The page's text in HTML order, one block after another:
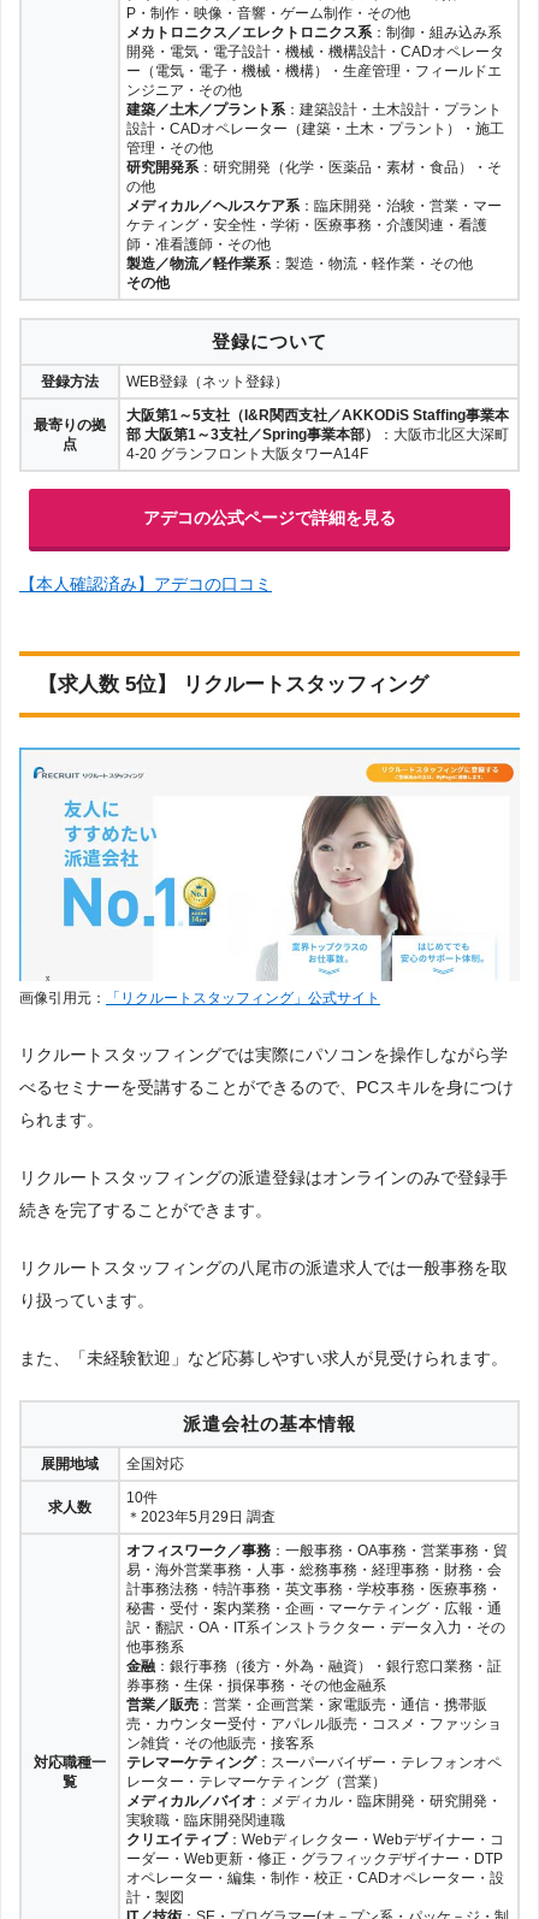
P・制作・映像・音響・ゲーム制作・その他
メカトロニクス／エレクトロニクス系 ：制御・組み込み系
開発・電気・電子設計・機械・機構設計・CADオペレータ
ー（電気・電子・機械・機構）・生産管理・フィールドエ
ンジニア・その他
建築／土木／プラント系 ：建築設計・土木設計・プラント
設計・CADオペレーター（建築・土木・プラント）・施工
管理・その他
研究開発系 ：研究開発（化学・医薬品・素材・食品）・そ
の他
メディカル／ヘルスケア系 ：臨床開発・治験・営業・マー
ケティング・安全性・学術・医療事務・介護関連・看護
師・准看護師・その他
製造／物流／軽作業系 ：製造・物流・軽作業・その他
その他
登録について
登録方法 WEB登録（ネット登録）
最寄りの拠
点
大阪第1～5支社（I&R関西支社／AKKODiS Staffing事業本
部 大阪第1～3支社／Spring事業本部）
：大阪市北区大深町
4-20 グランフロント大阪タワーA14F
アデコの公式ページで詳細を見る
【本人確認済み】アデコの口コミ
【求人数 5位】 リクルートスタッフィング
画像引用元： 「リクルートスタッフィング」公式サイト
リクルートスタッフィングでは実際にパソコンを操作しながら学
べるセミナーを受講することができるので、PCスキルを身につけ
られます。
リクルートスタッフィングの派遣登録はオンラインのみで登録手
続きを完了することができます。
リクルートスタッフィングの八尾市の派遣求人では一般事務を取
り扱っています。
また、「未経験歓迎」など応募しやすい求人が見受けられます。
派遣会社の基本情報
展開地域 全国対応
求人数
10件
＊2023年5月29日 調査
対応職種一
覧
オフィスワーク／事務 ：一般事務・OA事務・営業事務・貿
易・海外営業事務・人事・総務事務・経理事務・財務・会
計事務法務・特許事務・英文事務・学校事務・医療事務・
秘書・受付・案内業務・企画・マーケティング・広報・通
訳・翻訳・OA・IT系インストラクター・データ入力・その
他事務系
金融 ：銀行事務（後方・外為・融資）・銀行窓口業務・証
券事務・生保・損保事務・その他金融系
営業／販売 ：営業・企画営業・家電販売・通信・携帯販
売・カウンター受付・アパレル販売・コスメ・ファッショ
ン雑貨・その他販売・接客系
テレマーケティング：スーパーバイザー・テレフォンオペ
レーター・テレマーケティング（営業）
メディカル／バイオ ：メディカル・臨床開発・研究開発・
実験職・臨床開発関連職
クリエイティブ：Webディレクター・Webデザイナー・コ
ーダー・Web更新・修正・グラフィックデザイナー・DTP
オペレーター・編集・制作・校正・CADオペレーター・設
計・製図